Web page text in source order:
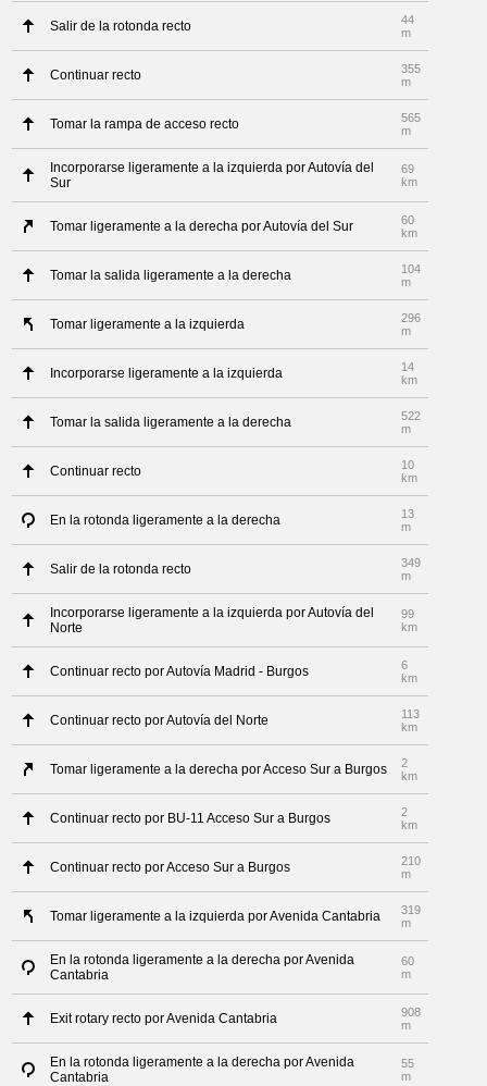
Salir de la rotonda recto
44
m
Continuar recto
355
m
Tomar la rampa de acceso recto
565
m
Incorporarse ligeramente a la izquierda por Autovía del
Sur
69
km
Tomar ligeramente a la derecha por Autovía del Sur
60
km
Tomar la salida ligeramente a la derecha
104
m
Tomar ligeramente a la izquierda
296
m
Incorporarse ligeramente a la izquierda
14
km
Tomar la salida ligeramente a la derecha
522
m
Continuar recto
10
km
En la rotonda ligeramente a la derecha
13
m
Salir de la rotonda recto
349
m
Incorporarse ligeramente a la izquierda por Autovía del
Norte
99
km
Continuar recto por Autovía Madrid - Burgos
6
km
Continuar recto por Autovía del Norte
113
km
Tomar ligeramente a la derecha por Acceso Sur a Burgos
2
km
Continuar recto por BU-11 Acceso Sur a Burgos
2
km
Continuar recto por Acceso Sur a Burgos
210
m
Tomar ligeramente a la izquierda por Avenida Cantabria
319
m
En la rotonda ligeramente a la derecha por Avenida
Cantabria
60
m
Exit rotary recto por Avenida Cantabria
908
m
En la rotonda ligeramente a la derecha por Avenida
Cantabria
55
m